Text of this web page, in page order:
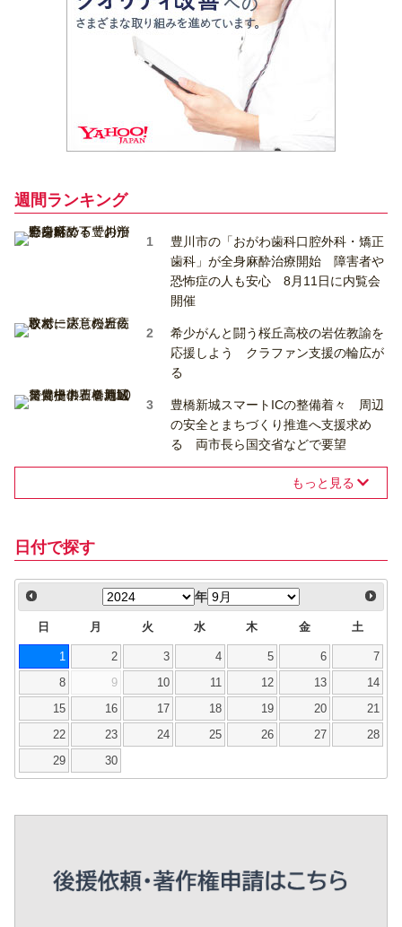
週間ランキング
豊川市の「おがわ歯科口腔外科・矯正
歯科」が全身麻酔治療開始 障害者や
恐怖症の人も安心 8月11日に内覧会
開催
希少がんと闘う桜丘高校の岩佐教諭を
応援しよう クラファン支援の輪広が
る
豊橋新城スマートICの整備着々 周辺
の安全とまちづくり推進へ支援求め
る 両市長ら国交省などで要望
もっと見る
日付で探す
年
日 月 火 水 木 金 土
1 2 3 4 5 6 7
8 9 10 11 12 13 14
15 16 17 18 19 20 21
22 23 24 25 26 27 28
29 30